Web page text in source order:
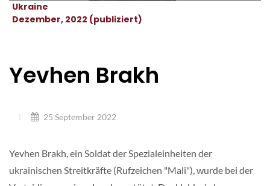
Ukraine
Dezember, 2022 (publiziert)
Yevhen Brakh
25 September 2022
Yevhen Brakh, ein Soldat der Spezialeinheiten der
ukrainischen Streitkräfte (Rufzeichen "Mali"), wurde bei der